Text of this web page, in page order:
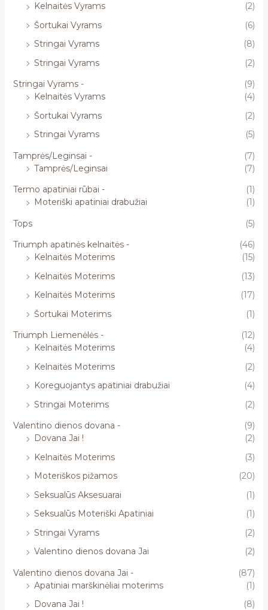
Kelnaitės Vyrams
(2)
Šortukai Vyrams
(6)
Stringai Vyrams
(8)
Stringai Vyrams
(2)
Stringai Vyrams -
(9)
Kelnaitės Vyrams
(4)
Šortukai Vyrams
(2)
Stringai Vyrams
(5)
Tamprės/Leginsai -
(7)
Tamprės/Leginsai
(7)
Termo apatiniai rūbai -
(1)
Moteriški apatiniai drabužiai
(1)
Tops
(5)
Triumph apatinės kelnaitės -
(46)
Kelnaitės Moterims
(15)
Kelnaitės Moterims
(13)
Kelnaitės Moterims
(17)
Šortukai Moterims
(1)
Triumph Liemenėlės -
(12)
Kelnaitės Moterims
(4)
Kelnaitės Moterims
(2)
Koreguojantys apatiniai drabužiai
(4)
Stringai Moterims
(2)
Valentino dienos dovana -
(9)
Dovana Jai !
(2)
Kelnaitės Moterims
(3)
Moteriškos pižamos
(20)
Seksualūs Aksesuarai
(1)
Seksualūs Moteriški Apatiniai
(1)
Stringai Vyrams
(2)
Valentino dienos dovana Jai
(2)
Valentino dienos dovana Jai -
(87)
Apatiniai marškinėliai moterims
(1)
Dovana Jai !
(8)